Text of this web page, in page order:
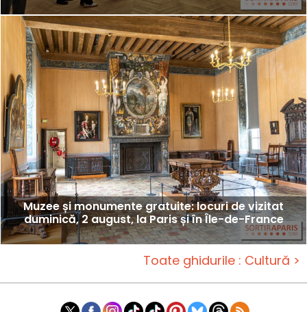
Muzee și monumente gratuite: locuri de vizitat
duminică, 2 august, la Paris și în Île-de-France
Toate ghidurile : Cultură >